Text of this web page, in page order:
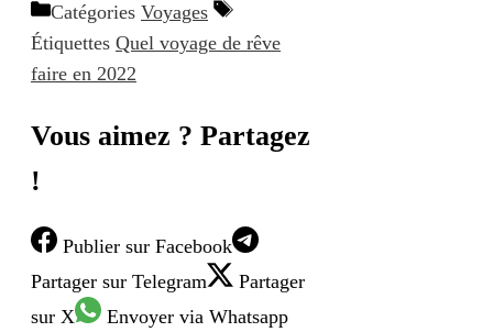
Catégories Voyages
Étiquettes Quel voyage de rêve
faire en 2022
Vous aimez ? Partagez
!
Publier sur Facebook
Partager sur Telegram
Partager
sur X
Envoyer via Whatsapp